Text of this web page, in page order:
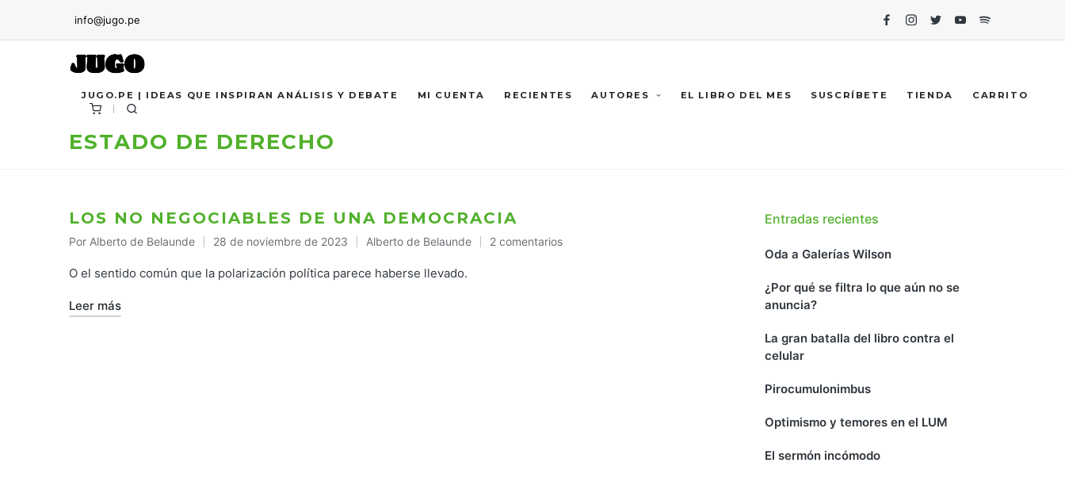
info@jugo.pe
FacebookInstagram
TwitterYoutubeSpotify
JUGO.PE | IDEAS QUE INSPIRAN ANÁLISIS Y DEBATE MI CUENTA RECIENTES AUTORES EL LIBRO DEL MES SUSCRÍBETE TIENDA CARRITO
ESTADO DE DERECHO
LOS NO NEGOCIABLES DE UNA DEMOCRACIA
Publicado
por
Por Alberto de Belaunde 28 de noviembre de 2023
Publicado
en
Alberto de Belaunde 2 comentarios
O el sentido común que la polarización política parece haberse llevado.
Leer más
Entradas recientes
Oda a Galerías Wilson
¿Por qué se filtra lo que aún no se
anuncia?
La gran batalla del libro contra el
celular
Pirocumulonimbus
Optimismo y temores en el LUM
El sermón incómodo